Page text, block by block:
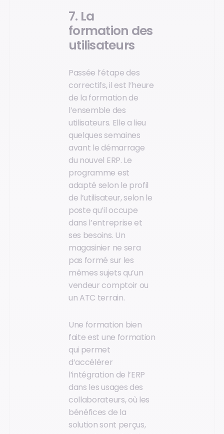
7. La
formation des
utilisateurs
Passée l’étape des
correctifs, il est l’heure
de la formation de
l’ensemble des
utilisateurs. Elle a lieu
quelques semaines
avant le démarrage
du nouvel ERP. Le
programme est
adapté selon le profil
de l’utilisateur, selon le
poste qu’il occupe
dans l’entreprise et
ses besoins. Un
magasinier ne sera
pas formé sur les
mêmes sujets qu’un
vendeur comptoir ou
un ATC terrain.
Une formation bien
faite est une formation
qui permet
d’accélérer
l’intégration de l’ERP
dans les usages des
collaborateurs, où les
bénéfices de la
solution sont perçus,